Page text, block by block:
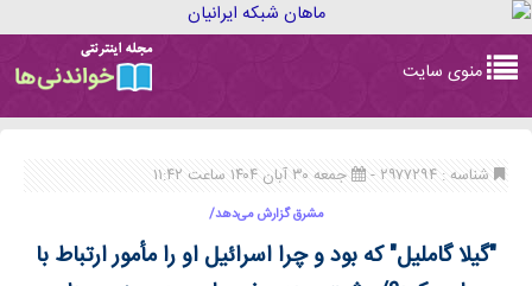
navigation
منوی سایت
شناسه : ۲۹۷۷۲۹۴ - جمعه ۳۰ آبان ۱۴۰۴ ساعت ۱۱:۴۲
مشرق گزارش می‌دهد/
"گیلا گاملیل" که بود و چرا اسرائیل او را مأمور ارتباط با